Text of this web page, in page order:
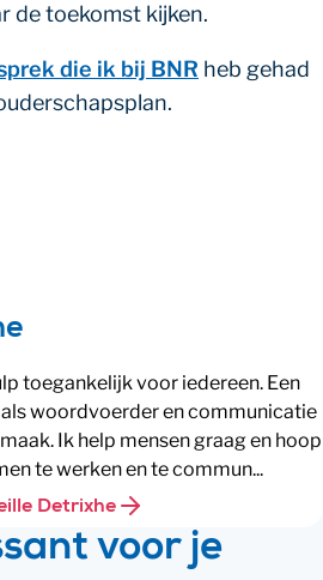
de toekomst kijken.
die ik bij BNR heb gehad
toegankelijk voor iedereen. Een
woordvoerder en communicatie
Ik help mensen graag en hoop
te werken en te commun...
Detrixhe
voor je